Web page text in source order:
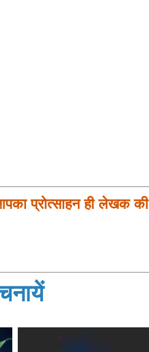
प्रोत्साहन ही लेखक की